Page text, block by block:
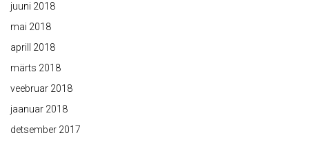
juuni 2018
mai 2018
aprill 2018
märts 2018
veebruar 2018
jaanuar 2018
detsember 2017